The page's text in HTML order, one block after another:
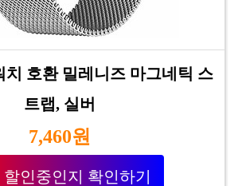
치 호환 밀레니즈 마그네틱 스
트랩, 실버
7,460원
할인중인지 확인하기